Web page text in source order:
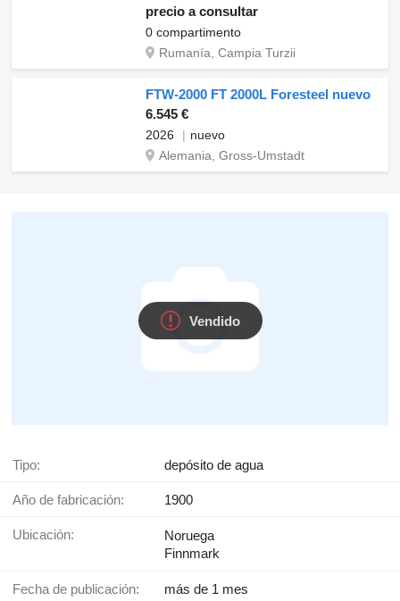
precio a consultar
0 compartimento
Rumanía, Campia Turzii
FTW-2000 FT 2000L Foresteel nuevo
6.545 €
2026
nuevo
Alemania, Gross-Umstadt
Vendido
Tipo: depósito de agua
Año de fabricación: 1900
Ubicación:
Noruega
Finnmark
Fecha de publicación: más de 1 mes